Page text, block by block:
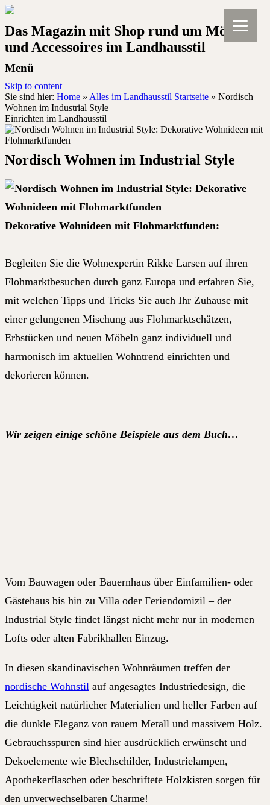
Das Magazin mit Shop rund um Möbel
und Accessoires im Landhausstil
Menü
Skip to content
Sie sind hier: Home » Alles im Landhausstil Startseite » Nordisch
Wohnen im Industrial Style
Einrichten im Landhausstil
Nordisch Wohnen im Industrial Style
Dekorative Wohnideen mit Flohmarktfunden:
Begleiten Sie die Wohnexpertin Rikke Larsen auf ihren
Flohmarktbesuchen durch ganz Europa und erfahren Sie,
mit welchen Tipps und Tricks Sie auch Ihr Zuhause mit
einer gelungenen Mischung aus Flohmarktschätzen,
Erbstücken und neuen Möbeln ganz individuell und
harmonisch im aktuellen Wohntrend einrichten und
dekorieren können.
Wir zeigen einige schöne Beispiele aus dem Buch…
Vom Bauwagen oder Bauernhaus über Einfamilien- oder
Gästehaus bis hin zu Villa oder Feriendomizil – der
Industrial Style findet längst nicht mehr nur in modernen
Lofts oder alten Fabrikhallen Einzug.
In diesen skandinavischen Wohnräumen treffen der
nordische Wohnstil auf angesagtes Industriedesign, die
Leichtigkeit natürlicher Materialien und heller Farben auf
die dunkle Eleganz von rauem Metall und massivem Holz.
Gebrauchsspuren sind hier ausdrücklich erwünscht und
Dekoelemente wie Blechschilder, Industrielampen,
Apothekerflaschen oder beschriftete Holzkisten sorgen für
den unverwechselbaren Charme!